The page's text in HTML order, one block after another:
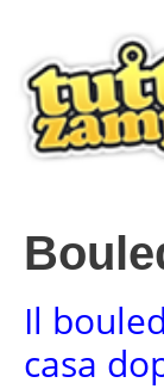
contenuto
Il
casa